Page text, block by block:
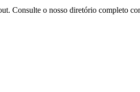
Consulte o nosso diretório completo